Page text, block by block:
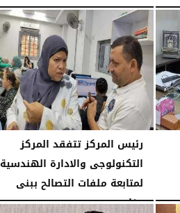
رئيس المركز تتفقد المركز
التكنولوجى والادارة الهندسية
لمتابعة ملفات التصالح ببنى
مزار